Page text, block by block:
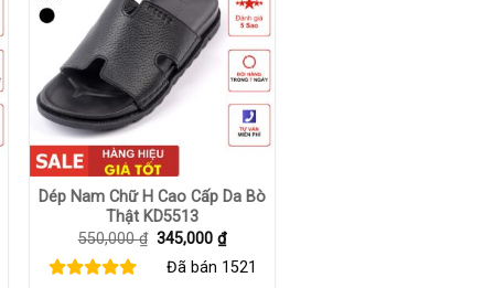
+
Dép Nam Chữ H Cao Cấp Da Bò
Thật KD5513
550,000₫ Giá
là:
345,000₫Giá
hiện
tại
Đã bán 1521